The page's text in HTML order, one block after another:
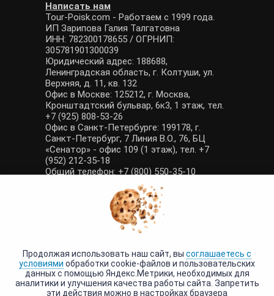
Написать нам
Tour-Poisk.com - Работаем с 1999 года.
ИП Зарипова Галия Талгатовна
ИНН: 782300178655 / ОГРНИП:
305781901300039
Юридический адрес: 188688,
Ленинградская область, г. Колтуши, ул.
Верхняя, д. 11, кв. 132
Офис в Москве: 125212, г. Москва,
Кронштадтский бульвар, 6к3, 1 этаж, тел.
+7 (925) 808-53-26
Офис в Санкт-Петербурге: 199178, г.
Санкт-Петербург, 7 Линия В.О., 76, БЦ
«Сенатор» - офис 109 (1 этаж), тел. +7
(952) 212-35-18
Общий телефон: +7 (800) 550-35-10
E-mail: manager@tour-poisk.com (общие
вопросы), admin@tour-poisk.com (жалобы)
Номер в Общероссийском реестре
туристических агентств: РТА 0003424
Политика конфиденциальности
Продолжая использовать наш сайт, вы соглашаетесь с
условиями обработки cookie-файлов и пользовательских
данных с помощью Яндекс.Метрики, необходимых для
аналитики и улучшения качества работы сайта. Запретить
эти действия можно в настройках браузера